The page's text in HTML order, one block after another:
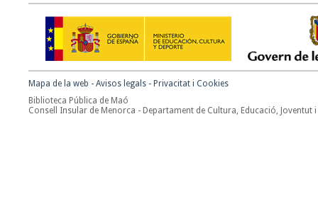
Mapa de la web - Avisos legals - Privacitat i Cookies
Biblioteca Pública de Maó
Consell Insular de Menorca - Departament de Cultura, Educació, Joventut